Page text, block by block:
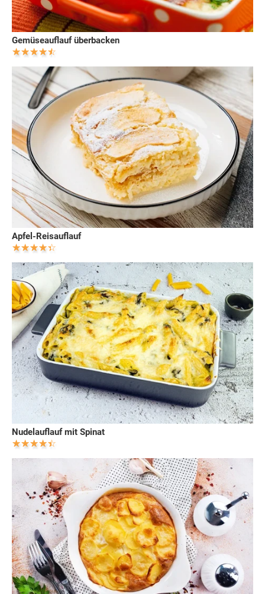
Gemüseauflauf überbacken
Apfel-Reisauflauf
Nudelauflauf mit Spinat